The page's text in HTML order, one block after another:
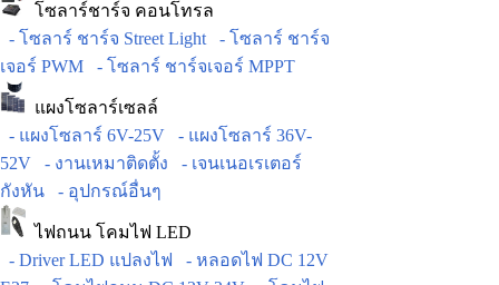
โซลาร์ชาร์จ คอนโทรล
- โซลาร์ ชาร์จ Street Light
- โซลาร์ ชาร์จ
เจอร์ PWM
- โซลาร์ ชาร์จเจอร์ MPPT
แผงโซลาร์เซลล์
- แผงโซลาร์ 6V-25V
- แผงโซลาร์ 36V-
52V
- งานเหมาติดตั้ง
- เจนเนอเรเตอร์
กังหัน
- อุปกรณ์อื่นๆ
ไฟถนน โคมไฟ LED
- Driver LED แปลงไฟ
- หลอดไฟ DC 12V